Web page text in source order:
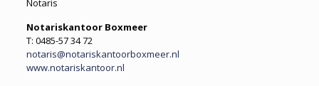
Notaris
Notariskantoor Boxmeer
T: 0485-57 34 72
notaris@notariskantoorboxmeer.nl
www.notariskantoor.nl